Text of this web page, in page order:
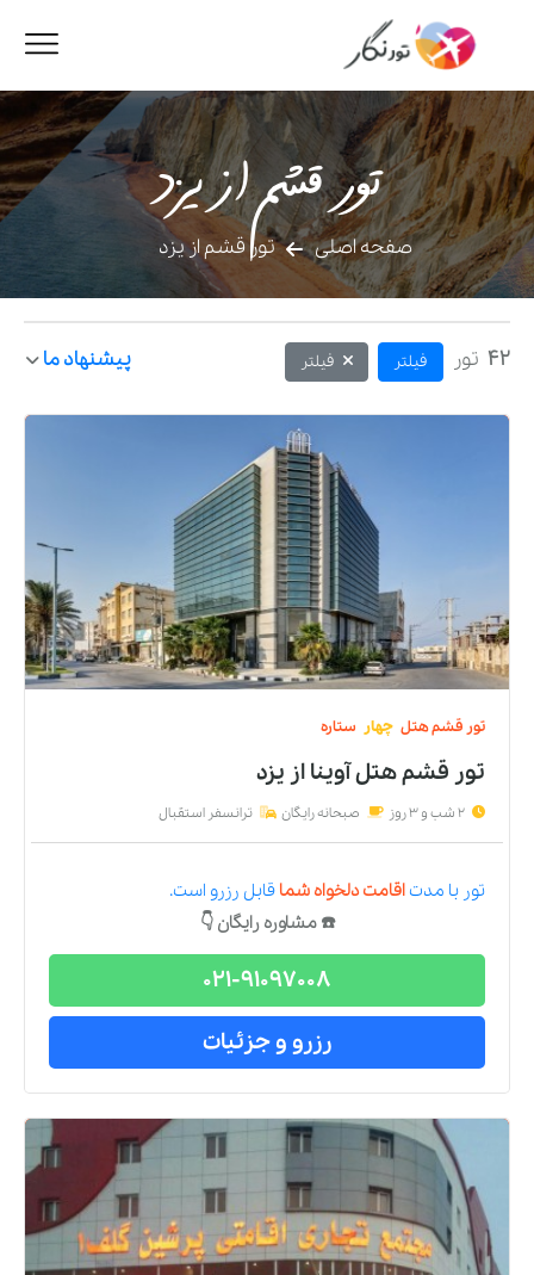
تور قشم از یزد
صفحه اصلی تور قشم از یزد
42 تور فیلتر فیلتر پیشنهاد ما
تور قشمهتل چهار ستاره
تور قشم هتل آوینااز یزد
2 شب و 3 روز صبحانه رایگان ترانسفر استقبال
تور با مدتاقامت دلخواه شما قابل رزرو است.
☎️ مشاوره رایگان 👇
021-91097008
رزرو و جزئیات